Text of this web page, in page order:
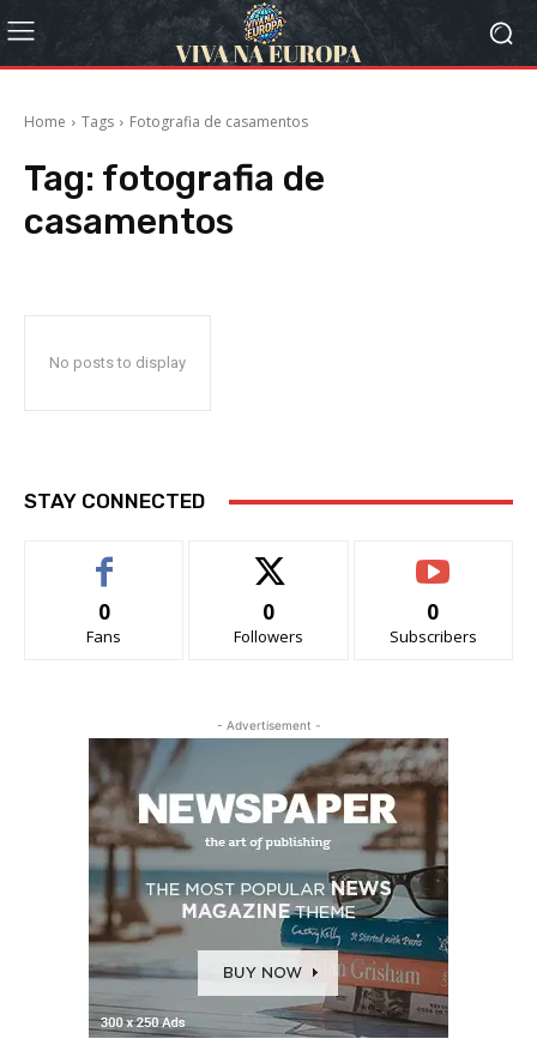
Home Tags Fotografia de casamentos
Tag: fotografia de
casamentos
No posts to display
STAY CONNECTED
0
Fans
0
Followers
0
Subscribers
- Advertisement -